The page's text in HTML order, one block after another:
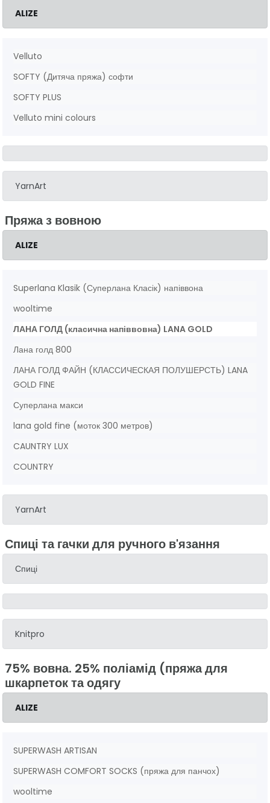
ALIZE
Velluto
SOFTY (Дитяча пряжа) софти
SOFTY PLUS
Velluto mini colours
YarnArt
Пряжа з вовною
ALIZE
Superlana Klasik (Суперлана Класік) напіввона
wooltime
ЛАНА ГОЛД (класична напіввовна) LANA GOLD
Лана голд 800
ЛАНА ГОЛД ФАЙН (КЛАССИЧЕСКАЯ ПОЛУШЕРСТЬ) LANA
GOLD FINE
Суперлана макси
lana gold fine (моток 300 метров)
CAUNTRY LUX
COUNTRY
YarnArt
Спиці та гачки для ручного в'язання
Спиці
Knitpro
75% вовна. 25% поліамід (пряжа для
шкарпеток та одягу
ALIZE
SUPERWASH ARTISAN
SUPERWASH COMFORT SOCKS (пряжа для панчох)
wooltime